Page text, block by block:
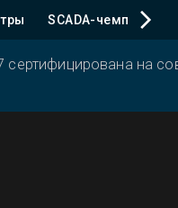
SCADA-чемпионат
7 сертифицирована на